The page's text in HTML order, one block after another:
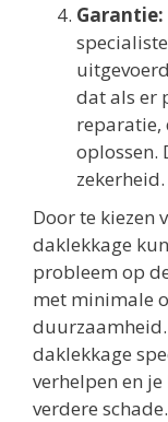
Garantie:
dat als er
reparatie,
oplossen.
zekerheid.
Door te kiezen
daklekkage
probleem op
met minimale
duurzaamheid.
daklekkage
verhelpen en
verdere schade.